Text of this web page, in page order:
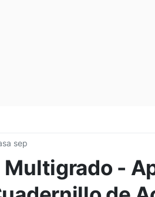
sep
Multigrado -